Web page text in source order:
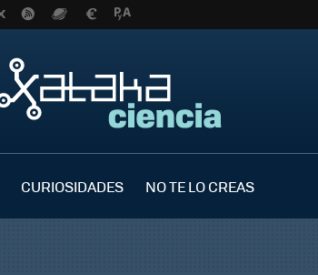
CURIOSIDADES NO TE LO CREAS